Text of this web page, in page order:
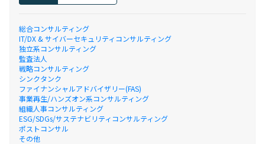
総合コンサルティング
IT/DX & サイバーセキュリティコンサルティング
独立系コンサルティング
監査法人
戦略コンサルティング
シンクタンク
ファイナンシャルアドバイザリー(FAS)
事業再生/ハンズオン系コンサルティング
組織人事コンサルティング
ESG/SDGs/サステナビリティコンサルティング
ポストコンサル
その他